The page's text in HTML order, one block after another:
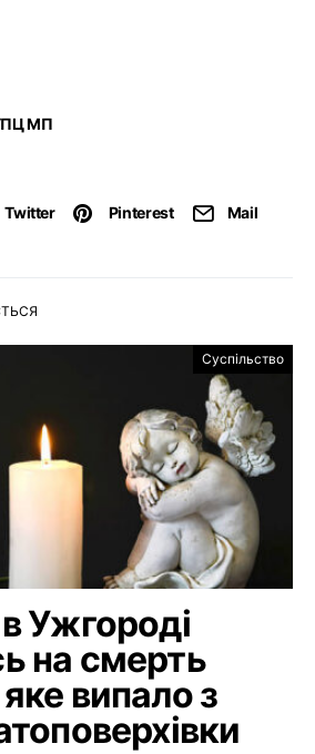
МП
Twitter Pinterest Mail
Суспільство
Ужгороді
на смерть
випало з